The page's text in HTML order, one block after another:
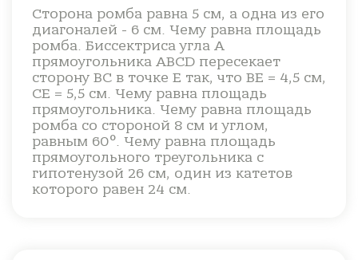
Сторона ромба равна 5 см, а одна из его
диагоналей - 6 см. Чему равна площадь
ромба. Биссектриса угла А
прямоугольника ABCD пересекает
сторону ВС в точке Е так, что ВЕ = 4,5 см,
СЕ = 5,5 см. Чему равна площадь
прямоугольника. Чему равна площадь
ромба со стороной 8 см и углом,
равным 60°. Чему равна площадь
прямоугольного треугольника с
гипотенузой 26 см, один из катетов
которого равен 24 см.